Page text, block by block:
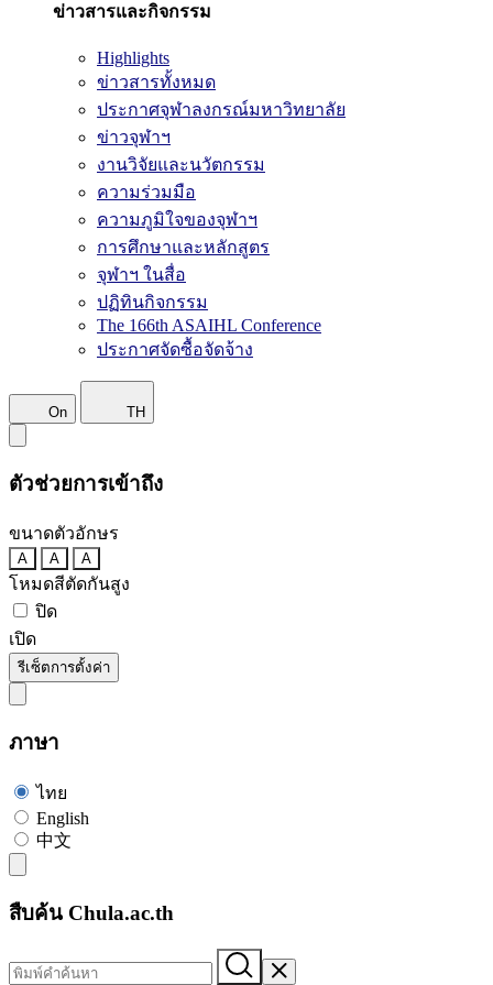
ข่าวสารและกิจกรรม
Highlights
ข่าวสารทั้งหมด
ประกาศจุฬาลงกรณ์มหาวิทยาลัย
ข่าวจุฬาฯ
งานวิจัยและนวัตกรรม
ความร่วมมือ
ความภูมิใจของจุฬาฯ
การศึกษาและหลักสูตร
จุฬาฯ ในสื่อ
ปฏิทินกิจกรรม
The 166th ASAIHL Conference
ประกาศจัดซื้อจัดจ้าง
On TH
ตัวช่วยการเข้าถึง
ขนาดตัวอักษร
A A A
โหมดสีตัดกันสูง
ปิด
เปิด
รีเซ็ตการตั้งค่า
ภาษา
ไทย
English
中文
สืบค้น Chula.ac.th